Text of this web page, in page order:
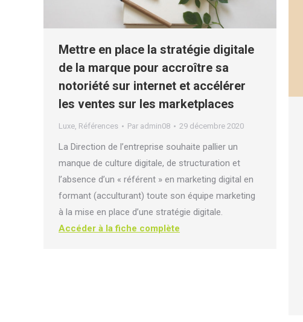
Mettre en place la stratégie digitale
de la marque pour accroître sa
notoriété sur internet et accélérer
les ventes sur les marketplaces
Luxe, Références Par admin08 29 décembre 2020
La Direction de l’entreprise souhaite pallier un
manque de culture digitale, de structuration et
l’absence d’un « référent » en marketing digital en
formant (acculturant) toute son équipe marketing
à la mise en place d’une stratégie digitale.
Accéder à la fiche complète